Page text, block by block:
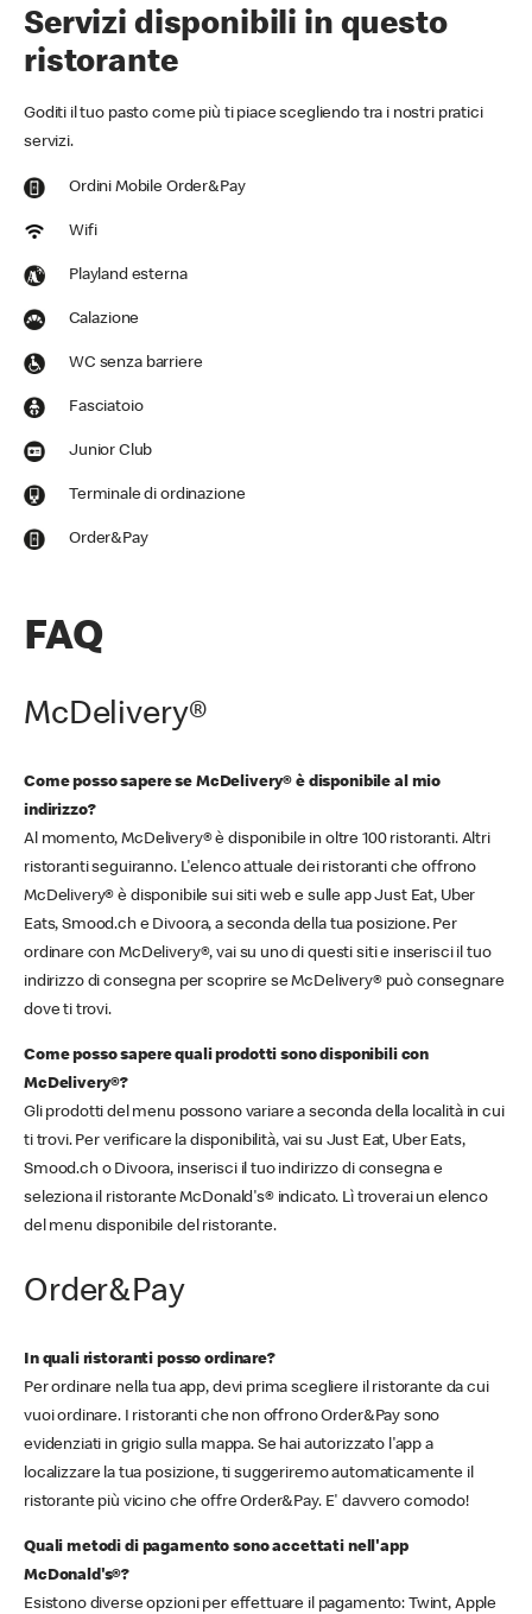
Servizi disponibili in questo
ristorante
Goditi il tuo pasto come più ti piace scegliendo tra i nostri pratici
servizi.
Ordini Mobile Order&Pay
Wifi
Playland esterna
Calazione
WC senza barriere
Fasciatoio
Junior Club
Terminale di ordinazione
Order&Pay
FAQ
McDelivery®
Come posso sapere se McDelivery® è disponibile al mio
indirizzo?
Al momento, McDelivery® è disponibile in oltre 100 ristoranti. Altri
ristoranti seguiranno. L'elenco attuale dei ristoranti che offrono
McDelivery® è disponibile sui siti web e sulle app Just Eat, Uber
Eats, Smood.ch e Divoora, a seconda della tua posizione. Per
ordinare con McDelivery®, vai su uno di questi siti e inserisci il tuo
indirizzo di consegna per scoprire se McDelivery® può consegnare
dove ti trovi.
Come posso sapere quali prodotti sono disponibili con
McDelivery®?
Gli prodotti del menu possono variare a seconda della località in cui
ti trovi. Per verificare la disponibilità, vai su Just Eat, Uber Eats,
Smood.ch o Divoora, inserisci il tuo indirizzo di consegna e
seleziona il ristorante McDonald's® indicato. Lì troverai un elenco
del menu disponibile del ristorante.
Order&Pay
In quali ristoranti posso ordinare?
Per ordinare nella tua app, devi prima scegliere il ristorante da cui
vuoi ordinare. I ristoranti che non offrono Order&Pay sono
evidenziati in grigio sulla mappa. Se hai autorizzato l'app a
localizzare la tua posizione, ti suggeriremo automaticamente il
ristorante più vicino che offre Order&Pay. E' davvero comodo!
Quali metodi di pagamento sono accettati nell'app
McDonald's®?
Esistono diverse opzioni per effettuare il pagamento: Twint, Apple